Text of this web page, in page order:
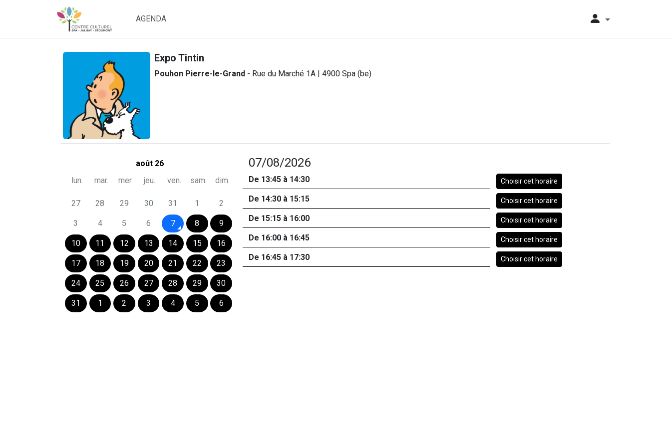
AGENDA
Expo Tintin
Pouhon Pierre-le-Grand - Rue du Marché 1A | 4900 Spa (be)
août 26
lun.
mar. mer. jeu. ven. sam. dim.
27 28 29 30 31 1 2
3 4 5 6 7 8 9
10 11 12 13 14 15 16
17 18 19 20 21 22 23
24 25 26 27 28 29 30
31 1 2 3 4 5 6
07/08/2026
De 13:45 à 14:30 Choisir cet horaire
De 14:30 à 15:15 Choisir cet horaire
De 15:15 à 16:00 Choisir cet horaire
De 16:00 à 16:45 Choisir cet horaire
De 16:45 à 17:30 Choisir cet horaire